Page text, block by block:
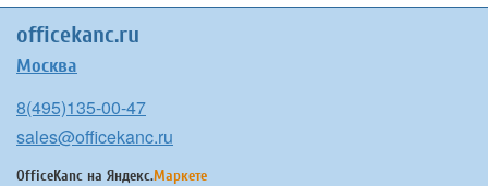
officekanc.ru
Москва
8(495)135-00-47
sales@officekanc.ru
OfficeKanc на Яндекс.Маркете